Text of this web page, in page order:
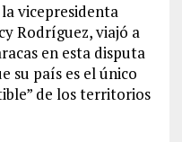
vicepresidenta
Rodríguez, viajó a
en esta disputa
su país es el único
de los territorios